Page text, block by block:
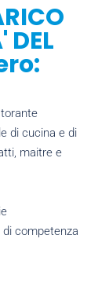
DEL
di cucina e di
maitre e
competenza